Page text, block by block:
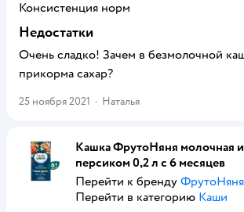
Консистенция норм
Недостатки
Очень сладко! Зачем в безмолочной
прикорма сахар?
25 ноября 2021 · Наталья
Кашка ФрутоНяня молочная
персиком 0,2 л с 6 месяцев
Перейти к бренду ФрутоНяня
Перейти в категорию Каши